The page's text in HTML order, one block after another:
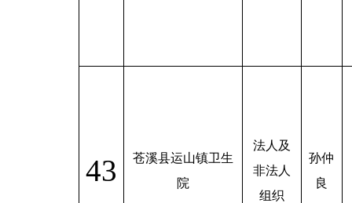
43
苍溪县运山镇卫生
院
法人及
非法人
组织
孙仲
良